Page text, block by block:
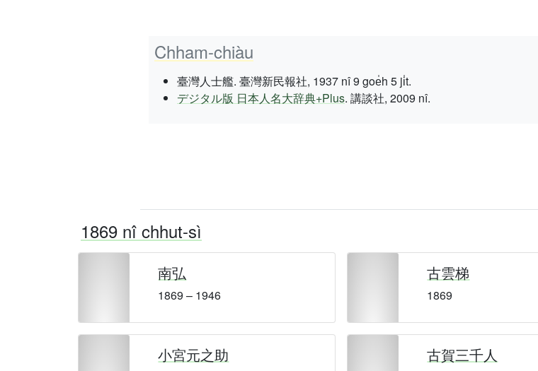
Chham-chiàu
臺灣人士艦. 臺灣新民報社, 1937 nî 9 goe̍h 5 ji̍t.
デジタル版 日本人名大辞典+Plus. 講談社, 2009 nî.
1869 nî chhut-sì
南弘
1869 – 1946
古雲梯
1869
小宮元之助 古賀三千人